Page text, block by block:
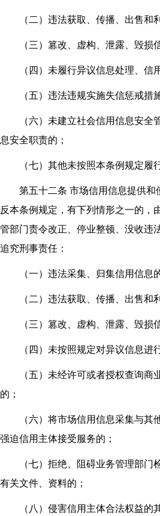
（二）违法获取、传播、出售和利
（三）篡改、虚构、泄露、毁损信
（四）未履行异议信息处理、信用
（五）违法违规实施失信惩戒措施
（六）未建立社会信用信息安全
息安全职责的；
（七）其他未按照本条例规定履行
第五十二条 市场信用信息提供和
反本条例规定，有下列情形之一的，
管部门责令改正、停业整顿、没收违
追究刑事责任：
（一）违法采集、归集信用信息的
（二）违法获取、传播、出售和利
（三）篡改、虚构、泄露、毁损信
（四）未按照规定对异议信息进行
（五）未经许可或者授权查询商
的；
（六）将市场信用信息采集与其
强迫信用主体接受服务的；
（七）拒绝、阻碍业务管理部门
有关文件、资料的；
（八）侵害信用主体合法权益的其